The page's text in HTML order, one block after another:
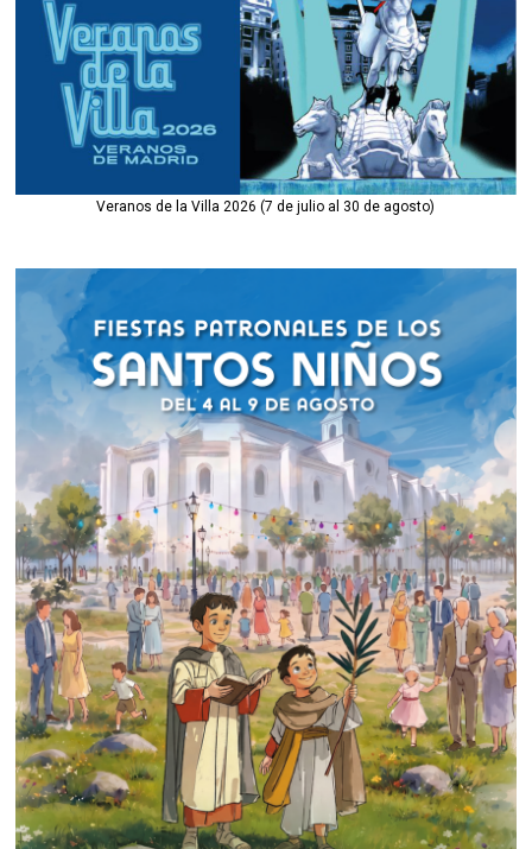
Veranos de la Villa 2026 (7 de julio al 30 de agosto)